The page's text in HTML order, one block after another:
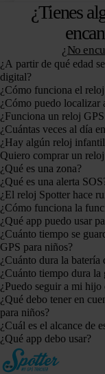
¿Tienes
¿No
¿A partir de qué edad
digital?
¿Cómo funciona el
¿Cómo puedo localizar
¿Funciona un reloj
¿Cuántas veces al día
¿Hay algún reloj
Quiero comprar un
¿Qué es una zona?
¿Qué es una alerta
¿El reloj Spotter hace
¿Cómo funciona la
¿Qué app puedo usar
¿Cuánto tiempo se
GPS para niños?
¿Cuánto dura la batería
¿Cuánto tiempo dura
¿Puedo seguir a mi
¿Qué debo tener en
para niños?
¿Cuál es el alcance de
¿Qué app debo usar?